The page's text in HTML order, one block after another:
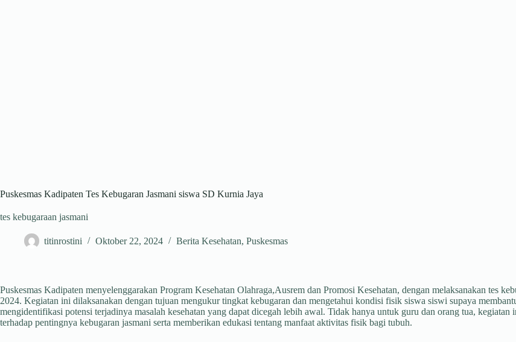
Puskesmas Kadipaten Tes Kebugaran Jasmani siswa SD Kurnia Jaya
tes kebugaraan jasmani
titinrostini Oktober 22, 2024 Berita Kesehatan, Puskesmas
Puskesmas Kadipaten menyelenggarakan Program Kesehatan Olahraga,Ausrem dan Promosi Kesehatan, dengan melaksanakan tes
2024. Kegiatan ini dilaksanakan dengan tujuan mengukur tingkat kebugaran dan mengetahui kondisi fisik siswa siswi supaya
mengidentifikasi potensi terjadinya masalah kesehatan yang dapat dicegah lebih awal. Tidak hanya untuk guru dan orang tua,
terhadap pentingnya kebugaran jasmani serta memberikan edukasi tentang manfaat aktivitas fisik bagi tubuh.